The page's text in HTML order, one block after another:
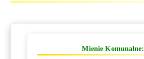
Mienie Komunalne: